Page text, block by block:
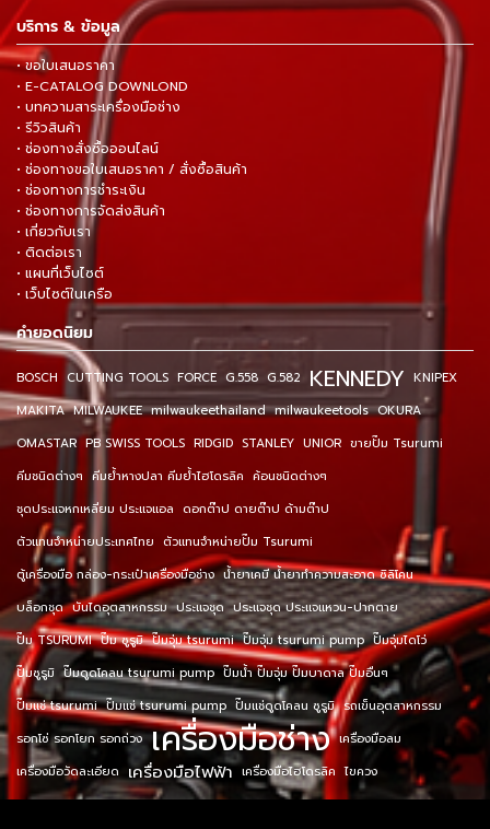
บริการ & ข้อมูล
• ขอใบเสนอราคา
• E-CATALOG DOWNLOND
• บทความสาระเครื่องมือช่าง
• รีวิวสินค้า
• ช่องทางสั่งซื้อออนไลน์
• ช่องทางขอใบเสนอราคา / สั่งซื้อสินค้า
• ช่องทางการชำระเงิน
• ช่องทางการจัดส่งสินค้า
• เกี่ยวกับเรา
• ติดต่อเรา
• แผนที่เว็บไซต์
• เว็บไซต์ในเครือ
คำยอดนิยม
BOSCH CUTTING TOOLS FORCE G.558 G.582 KENNEDY KNIPEX
MAKITA MILWAUKEE milwaukeethailand milwaukeetools OKURA
OMASTAR PB SWISS TOOLS RIDGID STANLEY UNIOR ขายปั๊ม Tsurumi
คีมชนิดต่างๆ คีมย้ำหางปลา คีมย้ำไฮโดรลิค ค้อนชนิดต่างๆ
ชุดประแจหกเหลี่ยม ประแจแอล ดอกต๊าป ดายต๊าป ด้ามต๊าป
ตัวแทนจำหน่ายประเทศไทย ตัวแทนจำหน่ายปั๊ม Tsurumi
ตู้เครื่องมือ กล่อง-กระเป๋าเครื่องมือช่าง น้ำยาเคมี น้ำยาทำความสะอาด ซิลิโคน
บล็อกชุด บันไดอุตสาหกรรม ประแจชุด ประแจชุด ประแจแหวน-ปากตาย
ปั๊ม TSURUMI ปั๊ม ซูรูมิ ปั๊มจุ่ม tsurumi ปั๊มจุ่ม tsurumi pump ปั๊มจุ่มไดโว่
ปั๊มซูรูมิ ปั๊มดูดโคลน tsurumi pump ปั๊มน้ำ ปั๊มจุ่ม ปั๊มบาดาล ปั๊มอื่นๆ
ปั๊มแช่ tsurumi ปั๊มแช่ tsurumi pump ปั๊มแช่ดูดโคลน ซูรูมิ รถเข็นอุตสาหกรรม
รอกโซ่ รอกโยก รอกถ่วง เครื่องมือช่าง เครื่องมือลม
เครื่องมือวัดละเอียด เครื่องมือไฟฟ้า เครื่องมือไฮโดรลิค ไขควง